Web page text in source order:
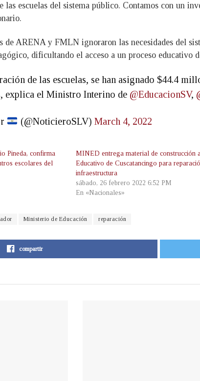
las escuelas del sistema público. Contamos con un
de ARENA y FMLN ignoraron las necesidades del
dificultando el acceso a un proceso educativo
de las escuelas, se han asignado $44.4
explica el Ministro Interino de @EducacionSV,
(@NoticieroSLV) March 4, 2022
Pineda, confirma
escolares del
MINED entrega material de construcción
Educativo de Cuscatancingo para
infraestructura
sábado, 26 febrero 2022 6:52 PM
En «Nacionales»
Ministerio de Educación reparación
compartir